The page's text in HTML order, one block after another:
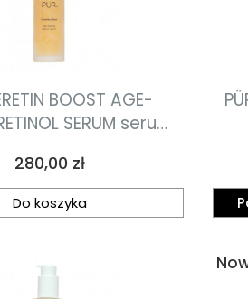
BOOST AGE-
SERUM serum
30ml
Cena
280,00 zł
Do koszyka